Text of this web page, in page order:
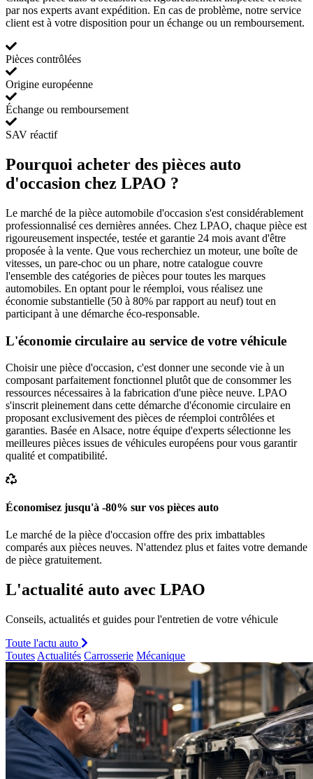
par nos experts avant expédition. En cas de problème, notre service
client est à votre disposition pour un échange ou un remboursement.
Pièces contrôlées
Origine européenne
Échange ou remboursement
SAV réactif
Pourquoi acheter des pièces auto
d'occasion chez LPAO ?
Le marché de la pièce automobile d'occasion s'est considérablement
professionnalisé ces dernières années. Chez LPAO, chaque pièce est
rigoureusement inspectée, testée et garantie 24 mois avant d'être
proposée à la vente. Que vous recherchiez un moteur, une boîte de
vitesses, un pare-choc ou un phare, notre catalogue couvre
l'ensemble des catégories de pièces pour toutes les marques
automobiles. En optant pour le réemploi, vous réalisez une
économie substantielle (50 à 80% par rapport au neuf) tout en
participant à une démarche éco-responsable.
L'économie circulaire au service de votre véhicule
Choisir une pièce d'occasion, c'est donner une seconde vie à un
composant parfaitement fonctionnel plutôt que de consommer les
ressources nécessaires à la fabrication d'une pièce neuve. LPAO
s'inscrit pleinement dans cette démarche d'économie circulaire en
proposant exclusivement des pièces de réemploi contrôlées et
garanties. Basée en Alsace, notre équipe d'experts sélectionne les
meilleures pièces issues de véhicules européens pour vous garantir
qualité et compatibilité.
Économisez jusqu'à -80% sur vos pièces auto
Le marché de la pièce d'occasion offre des prix imbattables
comparés aux pièces neuves. N'attendez plus et faites votre demande
de pièce gratuitement.
L'actualité auto avec LPAO
Conseils, actualités et guides pour l'entretien de votre véhicule
Toute l'actu auto
Toutes Actualités Carrosserie Mécanique